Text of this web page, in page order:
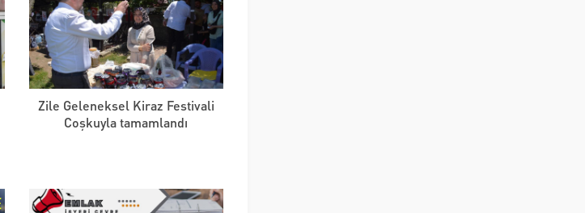
Zile Geleneksel Kiraz Festivali
Coşkuyla tamamlandı